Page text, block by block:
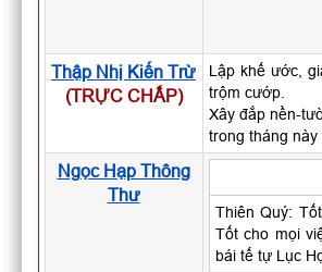
Thập Nhị Kiến Trừ
(TRỰC CHẤP)
Lập khế ước,
trộm cướp.
Xây đắp nền-
trong tháng
Ngọc Hạp Thông
Thư
Thiên Quý:
Tốt cho mọi
bái tế tự Lục